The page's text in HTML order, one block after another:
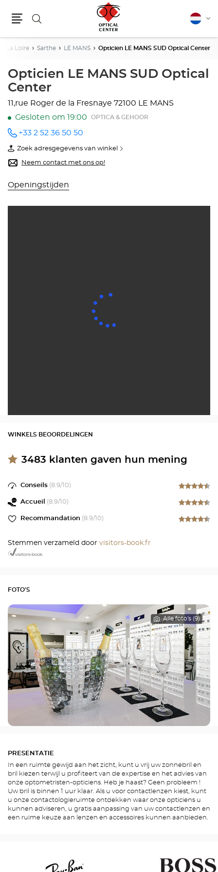
Zoeken
La Loire Sarthe LE MANS Opticien LE MANS SUD Optical Center
Opticien LE MANS SUD Optical
Center
11,rue Roger de la Fresnaye 72100 LE MANS
Gesloten om 19:00
OPTICA & GEHOOR
telefoonnummer
+33 2 52 36 50 50
Zoek adresgegevens van winkel
van
Opticien
LE
SUD
Optical
Neem contact met ons op!
Openingstijden
WINKELS BEOORDELINGEN
3483 klanten gaven hun mening
Conseils (8.9/10)
Accueil (8.9/10)
Recommandation (8.9/10)
Stemmen verzameld door visitors-book.fr
FOTO'S
Alle foto's (9)
PRESENTATIE
In een ruimte gewijd aan het zicht, kunt u vrij uw zonnebril en
bril kiezen terwijl u profiteert van de expertise en het advies van
onze optometristen-opticiens. Heb je haast? Geen probleem !
Uw bril is binnen 1 uur klaar. Als u voor contactlenzen kiest, kunt
u onze contactologieruimte ontdekken waar onze opticiens u
kunnen adviseren, u gratis aanpassing van uw contactlenzen en
een ruime keuze aan lenzen en accessoires kunnen aanbieden.